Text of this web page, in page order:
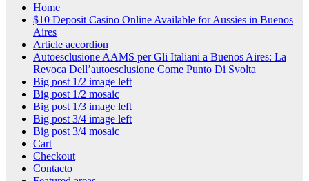
Home
$10 Deposit Casino Online Available for Aussies in Buenos
Aires
Article accordion
Autoesclusione AAMS per Gli Italiani a Buenos Aires: La
Revoca Dell’autoesclusione Come Punto Di Svolta
Big post 1/2 image left
Big post 1/2 mosaic
Big post 1/3 image left
Big post 3/4 image left
Big post 3/4 mosaic
Cart
Checkout
Contacto